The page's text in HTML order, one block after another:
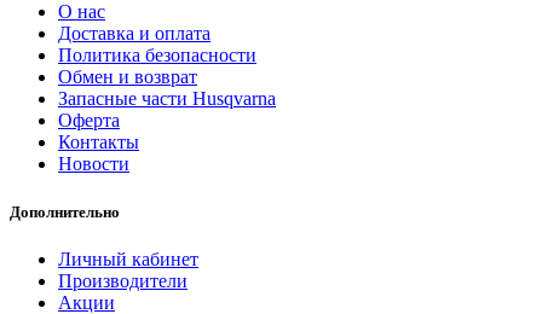
О нас
Доставка и оплата
Политика безопасности
Обмен и возврат
Запасные части Husqvarna
Оферта
Контакты
Новости
Дополнительно
Личный кабинет
Производители
Акции